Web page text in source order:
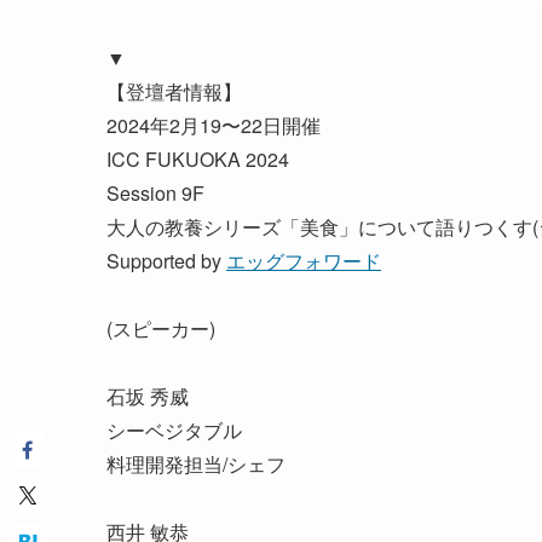
▼
【登壇者情報】
2024年2月19〜22日開催
ICC FUKUOKA 2024
Session 9F
大人の教養シリーズ「美食」について語りつくす
Supported by エッグフォワード
(スピーカー)
石坂 秀威
シーベジタブル
料理開発担当/シェフ
西井 敏恭